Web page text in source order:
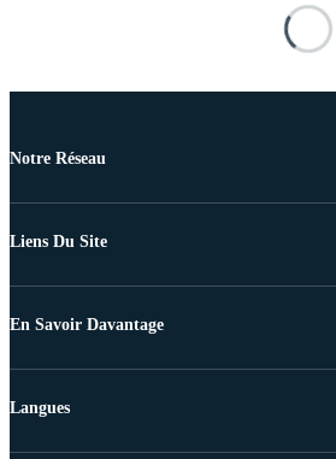
Notre Réseau
Liens Du Site
En Savoir Davantage
Langues